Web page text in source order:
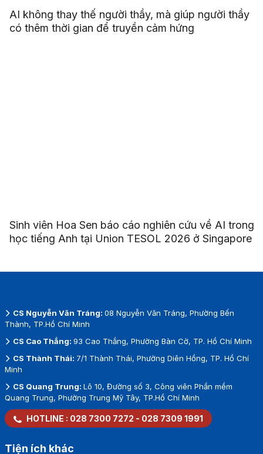
AI không thay thế người thầy, mà giúp người thầy
có thêm thời gian để truyền cảm hứng
Sinh viên Hoa Sen báo cáo nghiên cứu về AI trong
học tiếng Anh tại Union TESOL 2026 ở Singapore
CS Nguyễn Văn Tráng: 08 Nguyễn Văn Tráng, Phường Bến
Thành, TP.Hồ Chí Minh
CS Cao Thắng: 93 Cao Thắng, Phường Bàn Cờ, TP. Hồ Chí Minh
CS Thành Thái: 7/1 Thành Thái, Phường Diên Hồng, TP. Hồ Chí
Minh
CS Quang Trung: Lô 10, Đường số 3, Công viên Phần mềm
Quang Trung, Phường Trung Mỹ Tây, TP.Hồ Chí Minh
HOTLINE : 028 7300 7272 - 028 7309 1991
Tiện ích khác